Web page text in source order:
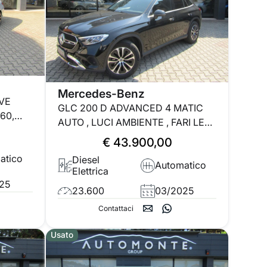
Mercedes-Benz
GLC 200 D ADVANCED 4 MATIC
AUTO , LUCI AMBIENTE , FARI LED ,
TELECAMERA€ 43.900,00
Diesel
Elettrica
Automatico
23.600 03/2025
Contattaci
Usato